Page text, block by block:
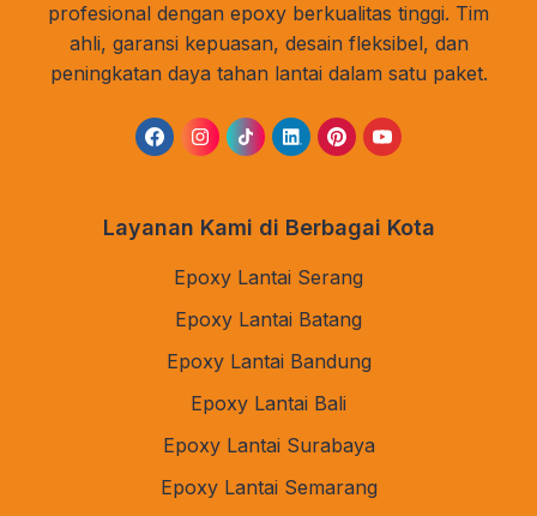
profesional dengan epoxy berkualitas tinggi. Tim
ahli, garansi kepuasan, desain fleksibel, dan
peningkatan daya tahan lantai dalam satu paket.
Layanan Kami di Berbagai Kota
Epoxy Lantai Serang
Epoxy Lantai Batang
Epoxy Lantai Bandung
Epoxy Lantai Bali
Epoxy Lantai Surabaya
Epoxy Lantai Semarang